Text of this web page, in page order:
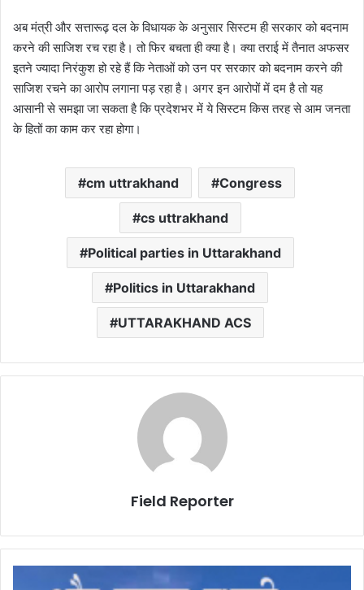
अब मंत्री और सत्तारूढ़ दल के विधायक के अनुसार सिस्टम ही सरकार को बदनाम
करने की साजिश रच रहा है। तो फिर बचता ही क्या है। क्या तराई में तैनात अफसर
इतने ज्यादा निरंकुश हो रहे हैं कि नेताओं को उन पर सरकार को बदनाम करने की
साजिश रचने का आरोप लगाना पड़ रहा है। अगर इन आरोपों में दम है तो यह
आसानी से समझा जा सकता है कि प्रदेशभर में ये सिस्टम किस तरह से आम जनता
के हितों का काम कर रहा होगा।
cm uttrakhand Congress
cs uttrakhand
Political parties in Uttarakhand
Politics in Uttarakhand
UTTARAKHAND ACS
Field Reporter